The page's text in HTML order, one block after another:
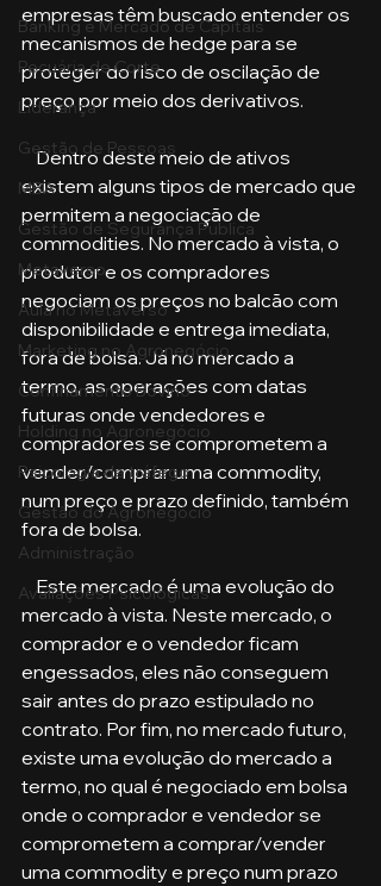
Banking e Mercado de Capitais
Pecuária de Corte
Liderança
Gestão de Pessoas
MBA
Gestão de Segurança Publica
Metaverso
Aula no Metaverso
Marketing no Agronegócio
Confinamento Bovino
Holding no Agronegócio
Psicologia de tráfego
Gestão do Agronegócio
Administração
Avaliações Psicológicas
empresas têm buscado entender os
mecanismos de hedge para se
proteger do risco de oscilação de
preço por meio dos derivativos.
    Dentro deste meio de ativos
existem alguns tipos de mercado que
permitem a negociação de
commodities. No mercado à vista, o
produtor e os compradores
negociam os preços no balcão com
disponibilidade e entrega imediata,
fora de bolsa. Já no mercado a
termo, as operações com datas
futuras onde vendedores e
compradores se comprometem a
vender/comprar uma commodity,
num preço e prazo definido, também
fora de bolsa.
    Este mercado é uma evolução do
mercado à vista. Neste mercado, o
comprador e o vendedor ficam
engessados, eles não conseguem
sair antes do prazo estipulado no
contrato. Por fim, no mercado futuro,
existe uma evolução do mercado a
termo, no qual é negociado em bolsa
onde o comprador e vendedor se
comprometem a comprar/vender
uma commodity e preço num prazo